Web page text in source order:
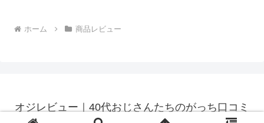
ホーム 商品レビュー
オジレビュー｜40代おじさんたちのがっち口コミ